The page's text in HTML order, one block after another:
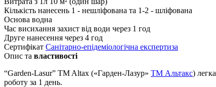
Кількість нанесень 1 - нешліфована та 1-2 - шліфована
Основа водна
Час висихання захист від води через 1 год
Друге нанесення через 4 год
Сертифікат Санітарно-епідеміологічна експертиза
Опис та властивості
“Garden-Lasur” TM Altax («Гарден-Лазур» TM Альтакс)
роботу за 1 день.